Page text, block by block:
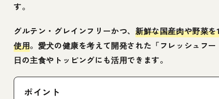
す。
グルテン・グレインフリーかつ、新鮮な国産肉や野菜
使用。愛犬の健康を考えて開発された「フレッシュフ
日の主食やトッピングにも活用できます。
ポイント